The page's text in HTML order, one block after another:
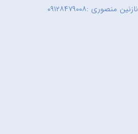
نازنین منصوری :۰۹۱۲۸۴۷۹۰۰۸